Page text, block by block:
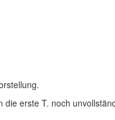
die erste T. noch